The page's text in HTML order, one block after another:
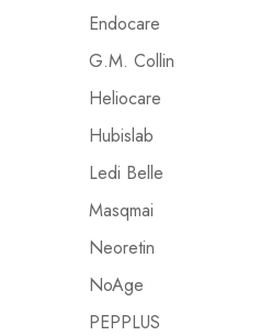
Endocare
G.M. Collin
Heliocare
Hubislab
Ledi Belle
Masqmai
Neoretin
NoAge
PEPPLUS